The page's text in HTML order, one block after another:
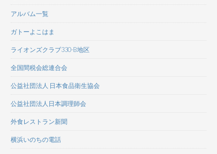
アルバム一覧
ガトーよこはま
ライオンズクラブ330-B地区
全国間税会総連合会
公益社団法人 日本食品衛生協会
公益社団法人日本調理師会
外食レストラン新聞
横浜いのちの電話